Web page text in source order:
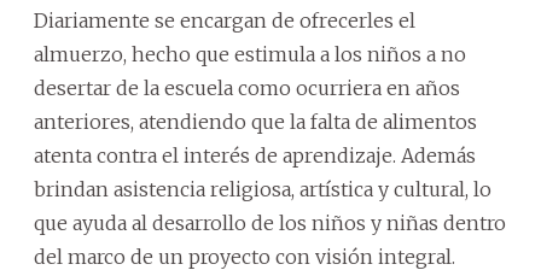
Diariamente se encargan de ofrecerles el
almuerzo, hecho que estimula a los niños a no
desertar de la escuela como ocurriera en años
anteriores, atendiendo que la falta de alimentos
atenta contra el interés de aprendizaje. Además
brindan asistencia religiosa, artística y cultural, lo
que ayuda al desarrollo de los niños y niñas dentro
del marco de un proyecto con visión integral.